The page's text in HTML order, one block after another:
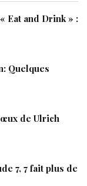
Eat and Drink » :
Quelques
de Ulrich
7, 7 fait plus de